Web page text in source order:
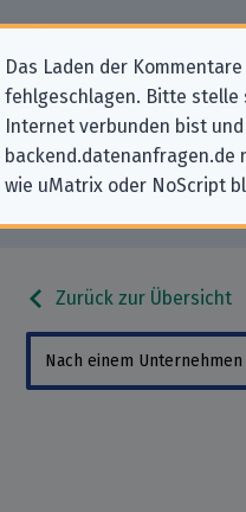
Das Laden der
fehlgeschlagen. Bitte stelle
Internet verbunden bist
backend.datenanfragen.de
wie uMatrix oder NoScript
Datenschutz-
Zurück zur Übersicht